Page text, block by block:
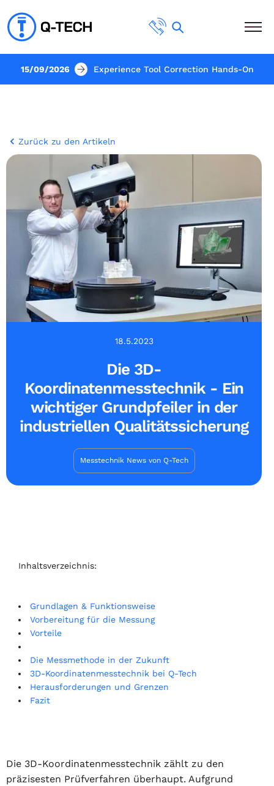
15/09/2026 Experience Tool Correction Hands-On
Zurück zu den Artikeln
18.5.2023
Die 3D-
Koordinatenmesstechnik - Ein
wichtiger Grundpfeiler in der
industriellen Qualitätssicherung
Messtechnik News von Q-Tech
Inhaltsverzeichnis:
Grundlagen & Funktionsweise
Vorbereitung für die Messung
Vorteile
Die Messmethode in der Zukunft
3D-Koordinatenmesstechnik bei Q-Tech
Herausforderungen und Grenzen
Fazit
Die 3D-Koordinatenmesstechnik zählt zu den
präzisesten Prüfverfahren überhaupt. Aufgrund